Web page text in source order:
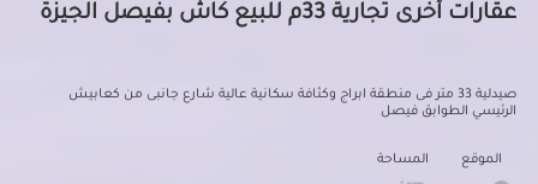
عقارات أخرى تجارية 33م للبيع كاش بفيصل الجيزة
صيدلية 33 متر فى منطقة ابراج وكثافة سكانية عالية شارع جانبى من كعابيش
الرئيسي الطوابق فيصل
الموقع المساحة